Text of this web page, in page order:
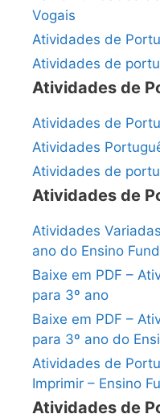
Vogais
Atividades de
Atividades de
Atividades de
Atividades de
Atividades
Atividades de
Atividades de
Atividades
ano do Ensino
Baixe em PDF –
para 3º ano
Baixe em PDF –
para 3º ano do
Atividades de
Imprimir – Ensino
Atividades de